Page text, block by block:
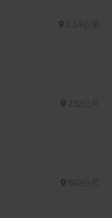
2.14公里